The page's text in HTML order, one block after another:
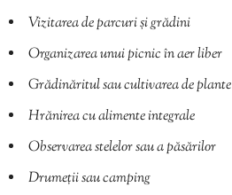
Vizitarea de parcuri și grădini
Organizarea unui picnic în aer liber
Grădinăritul sau cultivarea de plante
Hrănirea cu alimente integrale
Observarea stelelor sau a păsărilor
Drumeții sau camping